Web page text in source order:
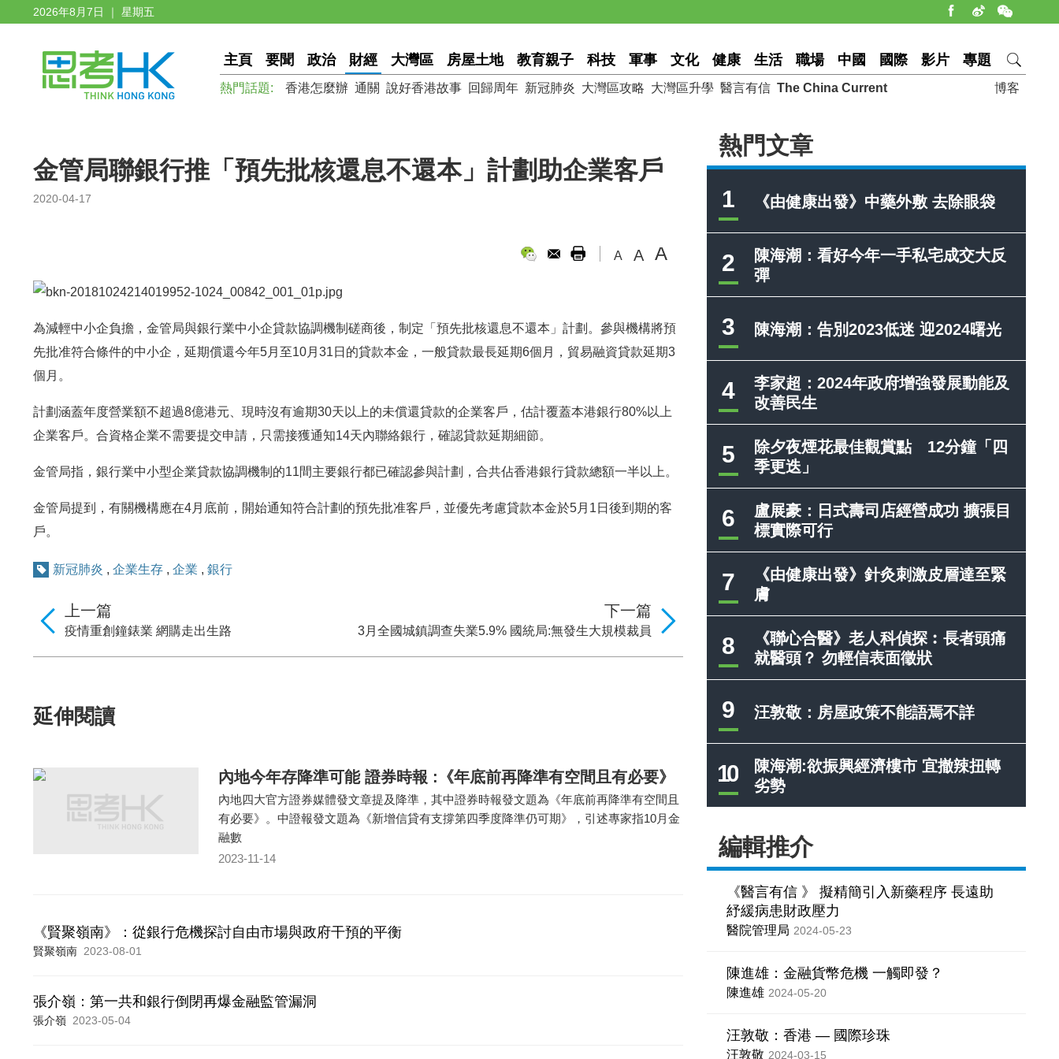
2026年8月7日 ｜ 星期五
主頁 要聞 政治 財經 大灣區 房屋土地 教育親子 科技 軍事 文化 健康 生活 職場 中國 國際 影片 專題
博客
熱門話題: 香港怎麼辦 通關 說好香港故事 回歸周年 新冠肺炎 大灣區攻略 大灣區升學 醫言有信 The China Current
熱門文章
1 《由健康出發》中藥外敷 去除眼袋
2
陳海潮：看好今年一手私宅成交大反
彈
3 陳海潮：告別2023低迷 迎2024曙光
4
李家超：2024年政府增強發展動能及
改善民生
5
除夕夜煙花最佳觀賞點 12分鐘「四
季更迭」
6
盧展豪：日式壽司店經營成功 擴張目
標實際可行
7
《由健康出發》針灸刺激皮層達至緊
膚
8
《聯心合醫》老人科偵探︰長者頭痛
就醫頭？ 勿輕信表面徵狀
9 汪敦敬：房屋政策不能語焉不詳
10
陳海潮:欲振興經濟樓市 宜撤辣扭轉
劣勢
編輯推介
《醫言有信 》 擬精簡引入新藥程序 長遠助
紓緩病患財政壓力
醫院管理局 2024-05-23
陳進雄：金融貨幣危機 一觸即發？
陳進雄 2024-05-20
汪敦敬：香港 — 國際珍珠
汪敦敬 2024-03-15
金管局聯銀行推「預先批核還息不還本」計劃助企業客戶
2020-04-17
A A A
為減輕中小企負擔，金管局與銀行業中小企貸款協調機制磋商後，制定「預先批核還息不還本」計劃。參與機構將預
先批准符合條件的中小企，延期償還今年5月至10月31日的貸款本金，一般貸款最長延期6個月，貿易融資貸款延期3
個月。
計劃涵蓋年度營業額不超過8億港元、現時沒有逾期30天以上的未償還貸款的企業客戶，估計覆蓋本港銀行80%以上
企業客戶。合資格企業不需要提交申請，只需接獲通知14天內聯絡銀行，確認貸款延期細節。
金管局指，銀行業中小型企業貸款協調機制的11間主要銀行都已確認參與計劃，合共佔香港銀行貸款總額一半以上。
金管局提到，有關機構應在4月底前，開始通知符合計劃的預先批准客戶，並優先考慮貸款本金於5月1日後到期的客
戶。
新冠肺炎 , 企業生存 , 企業 , 銀行
下一篇
3月全國城鎮調查失業5.9% 國統局:無發生大規模裁員
上一篇
疫情重創鐘錶業 網購走出生路
延伸閱讀
內地今年存降準可能 證券時報 :《年底前再降準有空間且有必要》
內地四大官方證券媒體發文章提及降準，其中證券時報發文題為《年底前再降準有空間且
有必要》。中證報發文題為《新增信貸有支撐第四季度降準仍可期》，引述專家指10月金
融數
2023-11-14
《賢聚嶺南》：從銀行危機探討自由市場與政府干預的平衡
賢聚嶺南 2023-08-01
張介嶺：第一共和銀行倒閉再爆金融監管漏洞
張介嶺 2023-05-04